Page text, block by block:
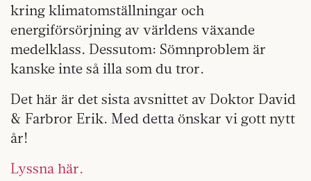
kring klimatomställningar och
energiförsörjning av världens växande
medelklass. Dessutom: Sömnproblem är
kanske inte så illa som du tror.
Det här är det sista avsnittet av Doktor David
& Farbror Erik. Med detta önskar vi gott nytt
år!
Lyssna här.